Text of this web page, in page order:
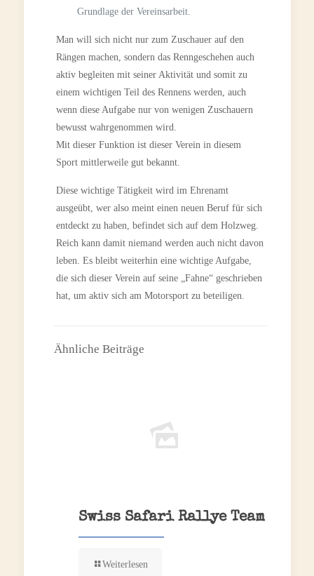
Grundlage der Vereinsarbeit.
Man will sich nicht nur zum Zuschauer auf den
Rängen machen, sondern das Renngeschehen auch
aktiv begleiten mit seiner Aktivität und somit zu
einem wichtigen Teil des Rennens werden, auch
wenn diese Aufgabe nur von wenigen Zuschauern
bewusst wahrgenommen wird.
Mit dieser Funktion ist dieser Verein in diesem
Sport mittlerweile gut bekannt.
Diese wichtige Tätigkeit wird im Ehrenamt
ausgeübt, wer also meint einen neuen Beruf für sich
entdeckt zu haben, befindet sich auf dem Holzweg.
Reich kann damit niemand werden auch nicht davon
leben. Es bleibt weiterhin eine wichtige Aufgabe,
die sich dieser Verein auf seine „Fahne“ geschrieben
hat, um aktiv sich am Motorsport zu beteiligen.
Ähnliche Beiträge
Swiss Safari Rallye Team
Weiterlesen